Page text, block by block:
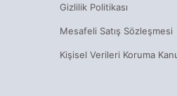
Gizlilik Politikası
Mesafeli Satış Sözleşmesi
Kişisel Verileri Koruma